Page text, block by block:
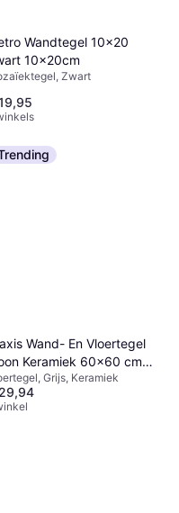
Wandtegel 10x20
10x20cm
Zwart
Wand- En Vloertegel
Keramiek 60x60 cm
Grijs, Keramiek